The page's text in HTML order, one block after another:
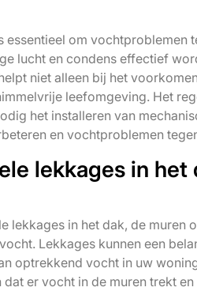
essentieel om
lucht en condens effectief
niet alleen bij het
leefomgeving. Het
het installeren van
en vochtproblemen
lekkages in
lekkages in het dak, de
Lekkages kunnen een
optrekkend vocht in uw
er vocht in de muren trekt